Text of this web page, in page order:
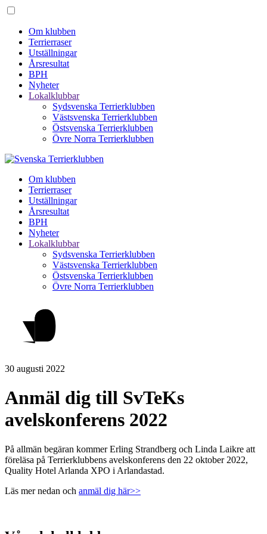
Om klubben
Terrierraser
Utställningar
Årsresultat
BPH
Nyheter
Lokalklubbar
Sydsvenska Terrierklubben
Västsvenska Terrierklubben
Östsvenska Terrierklubben
Övre Norra Terrierklubben
Om klubben
Terrierraser
Utställningar
Årsresultat
BPH
Nyheter
Lokalklubbar
Sydsvenska Terrierklubben
Västsvenska Terrierklubben
Östsvenska Terrierklubben
Övre Norra Terrierklubben
30 augusti 2022
Anmäl dig till SvTeKs
avelskonferens 2022
På allmän begäran kommer Erling Strandberg och Linda Laikre att
föreläsa på Terrierklubbens avelskonferens den 22 oktober 2022,
Quality Hotel Arlanda XPO i Arlandastad.
Läs mer nedan och anmäl dig här>>